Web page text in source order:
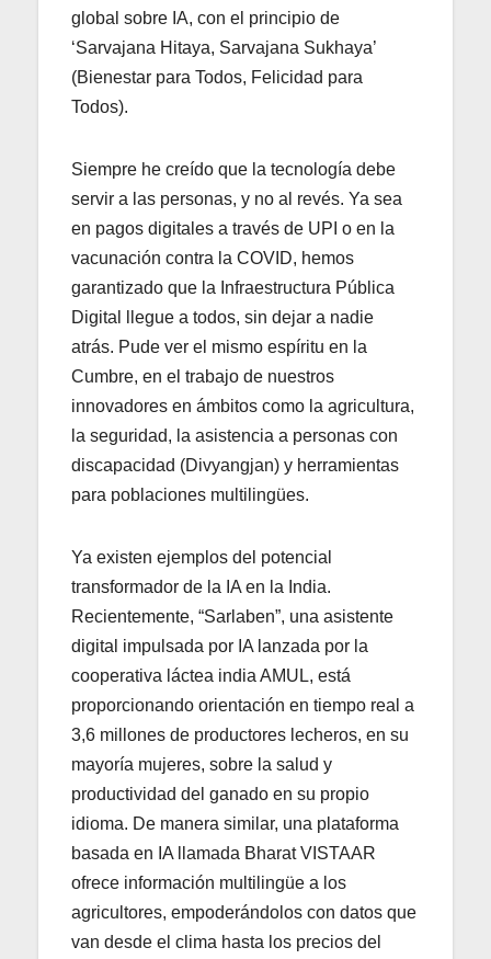
global sobre IA, con el principio de
‘Sarvajana Hitaya, Sarvajana Sukhaya’
(Bienestar para Todos, Felicidad para
Todos).
Siempre he creído que la tecnología debe
servir a las personas, y no al revés. Ya sea
en pagos digitales a través de UPI o en la
vacunación contra la COVID, hemos
garantizado que la Infraestructura Pública
Digital llegue a todos, sin dejar a nadie
atrás. Pude ver el mismo espíritu en la
Cumbre, en el trabajo de nuestros
innovadores en ámbitos como la agricultura,
la seguridad, la asistencia a personas con
discapacidad (Divyangjan) y herramientas
para poblaciones multilingües.
Ya existen ejemplos del potencial
transformador de la IA en la India.
Recientemente, “Sarlaben”, una asistente
digital impulsada por IA lanzada por la
cooperativa láctea india AMUL, está
proporcionando orientación en tiempo real a
3,6 millones de productores lecheros, en su
mayoría mujeres, sobre la salud y
productividad del ganado en su propio
idioma. De manera similar, una plataforma
basada en IA llamada Bharat VISTAAR
ofrece información multilingüe a los
agricultores, empoderándolos con datos que
van desde el clima hasta los precios del